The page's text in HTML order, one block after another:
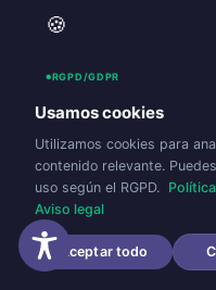
Correo electrónico:
🍪
RGPD/GDPR
Usamos cookies
Utilizamos cookies para
contenido relevante.
uso según el RGPD.
Aviso legal
Aceptar todo